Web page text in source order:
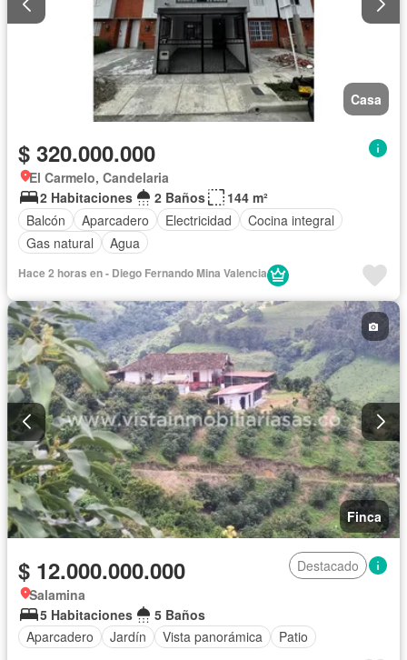
Casa
$ 320.000.000
El Carmelo, Candelaria
2 Habitaciones
2 Baños
144 m²
Balcón
Aparcadero Electricidad
Cocina integral
Gas natural
Agua
Hace 2 horas en - Diego Fernando Mina Valencia
Finca
$ 12.000.000.000
Destacado
Salamina
5 Habitaciones
5 Baños
Aparcadero
Jardín Vista panorámica Patio